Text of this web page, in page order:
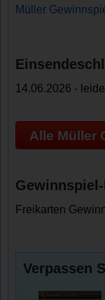
Müller
14.06.2026 -
Alle Müller
Freikarten
Verpassen